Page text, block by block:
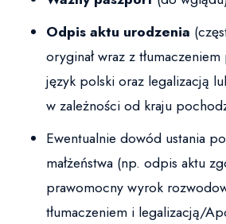
Odpis aktu urodzenia
oryginał wraz z
język polski oraz legalizacją
w zależności od kraju
Ewentualnie dowód ustania
małżeństwa (np. odpis aktu
prawomocny wyrok
tłumaczeniem i legalizacją/